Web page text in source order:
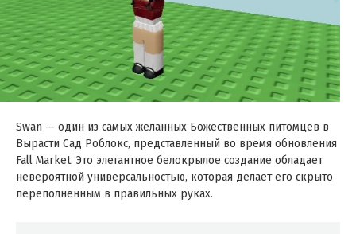
Swan — один из самых желанных Божественных питомцев в
Вырасти Сад Роблокс, представленный во время обновления
Fall Market. Это элегантное белокрылое создание обладает
невероятной универсальностью, которая делает его скрыто
переполненным в правильных руках.